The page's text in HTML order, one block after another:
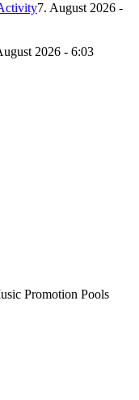
7. August 2026 -
2026 - 6:03
Promotion Pools